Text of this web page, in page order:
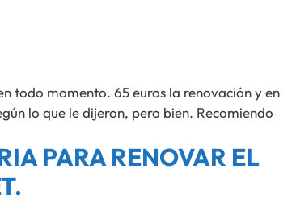
todo momento. 65 euros la renovación y en
lo que le dijeron, pero bien. Recomiendo
PARA RENOVAR EL